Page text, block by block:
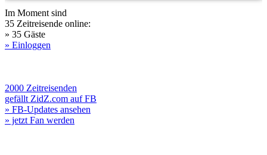
Im Moment sind
35 Zeitreisende online:
» 35 Gäste
» Einloggen
2000 Zeitreisenden
gefällt ZidZ.com auf FB
» FB-Updates ansehen
» jetzt Fan werden